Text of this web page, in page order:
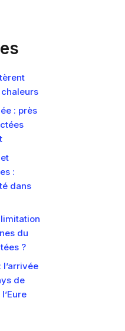
: près
:
dans
du
?
l’arrivée
de